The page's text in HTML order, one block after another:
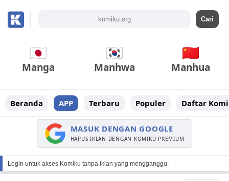
Manga Manhwa Manhua
Beranda APP Terbaru Populer Daftar
MASUK DENGAN GOOGLE
HAPUS IKLAN DENGAN KOMIKU PREMIUM
Login untuk akses Komiku tanpa iklan yang mengganggu.